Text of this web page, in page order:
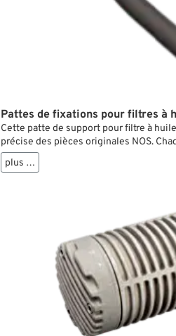
Pattes de fixations pour filtres à
Cette patte de support pour filtre à
précise des pièces originales NOS.
correspond exactement au modèle
ainsi positionné sur la moto comme il se
plus …